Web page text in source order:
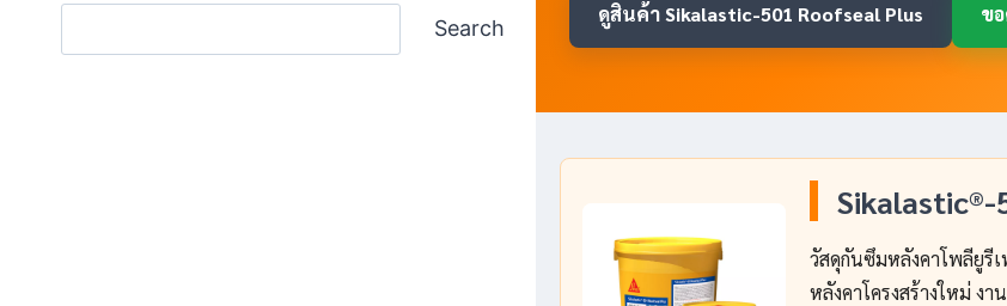
ดูสินค้า Sikalastic-501 Roofseal Plus ข
Sikalastic®-
วัสดุกันซึมหลังคาโพลียูรี
หลังคาโครงสร้างใหม่ ง
Search